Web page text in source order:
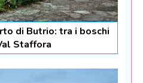
di Butrio: tra i boschi
Staffora